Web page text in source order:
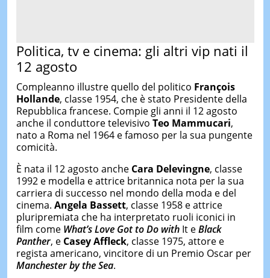
Politica, tv e cinema: gli altri vip nati il
12 agosto
Compleanno illustre quello del politico François
Hollande, classe 1954, che è stato Presidente della
Repubblica francese. Compie gli anni il 12 agosto
anche il conduttore televisivo Teo Mammucari,
nato a Roma nel 1964 e famoso per la sua pungente
comicità.
È nata il 12 agosto ancheCara Delevingne, classe
1992 e modella e attrice britannica nota per la sua
carriera di successo nel mondo della moda e del
cinema. Angela Bassett, classe 1958 e attrice
pluripremiata che ha interpretato ruoli iconici in
film come What’s Love Got to Do withIt eBlack
Panther, e Casey Affleck, classe 1975, attore e
regista americano, vincitore di un Premio Oscar per
Manchester by the Sea.